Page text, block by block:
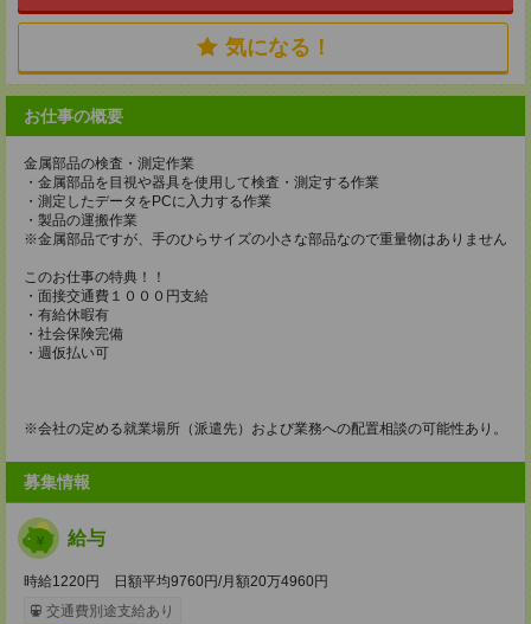
気になる！
お仕事の概要
金属部品の検査・測定作業
・金属部品を目視や器具を使用して検査・測定する作業
・測定したデータをPCに入力する作業
・製品の運搬作業
※金属部品ですが、手のひらサイズの小さな部品なので重量物はありません
このお仕事の特典！！
・面接交通費１０００円支給
・有給休暇有
・社会保険完備
・週仮払い可
※会社の定める就業場所（派遣先）および業務への配置相談の可能性あり。
募集情報
給与
時給1220円 日額平均9760円/月額20万4960円
交通費別途支給あり